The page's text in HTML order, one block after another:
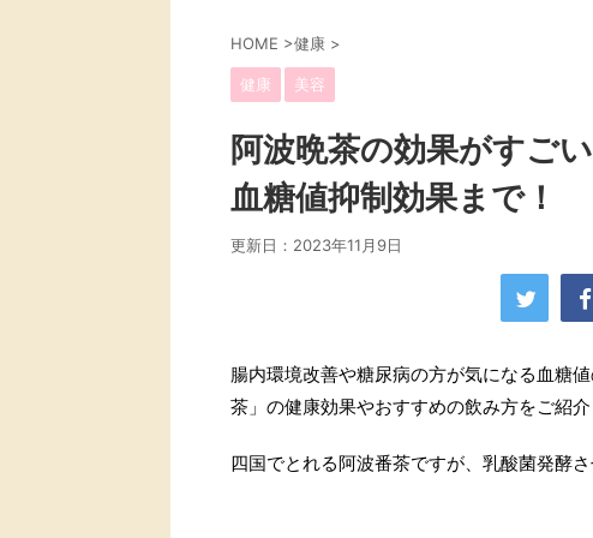
HOME >健康 >
健康 美容
阿波晩茶の効果がすご
血糖値抑制効果まで！
更新日： 2023年11月9日
腸内環境改善や糖尿病の方が気になる血糖
茶」の健康効果やおすすめの飲み方をご紹介
四国でとれる阿波番茶ですが、乳酸菌発酵